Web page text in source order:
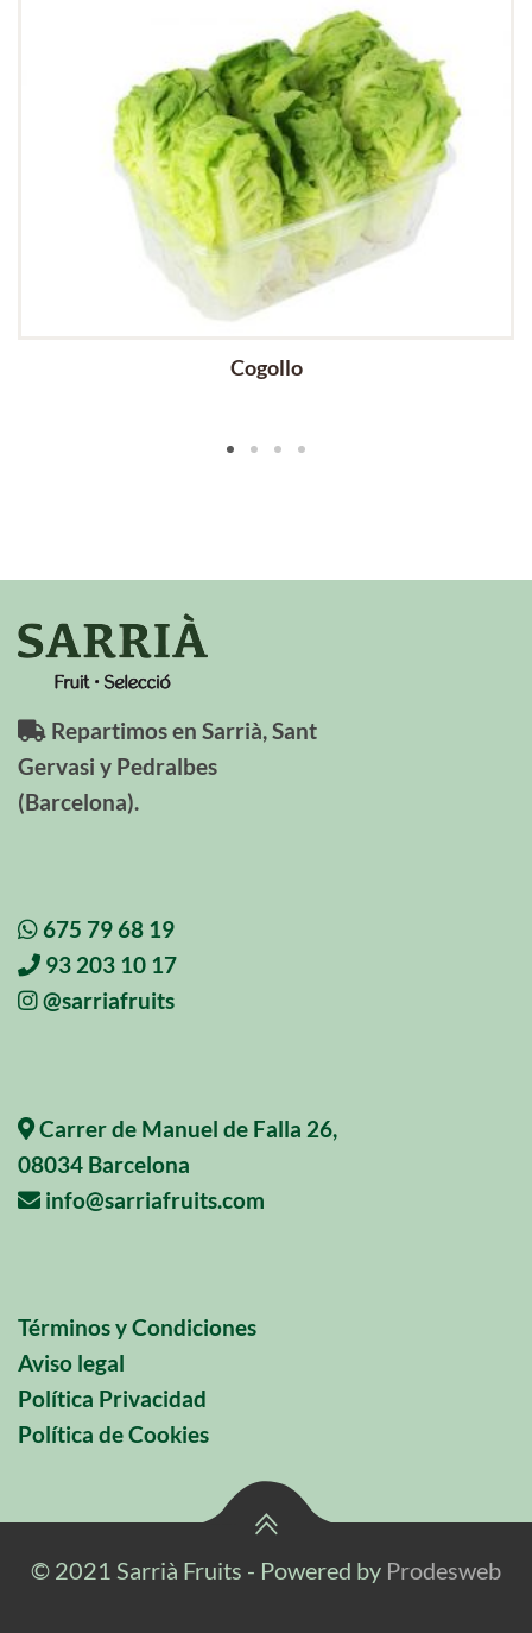
Cogollo
Repartimos en Sarrià, Sant
Gervasi y Pedralbes
(Barcelona).
675 79 68 19
93 203 10 17
@sarriafruits
Carrer de Manuel de Falla 26,
08034 Barcelona
info@sarriafruits.com
Términos y Condiciones
Aviso legal
Política Privacidad
Política de Cookies
© 2021 Sarrià Fruits - Powered by Prodesweb